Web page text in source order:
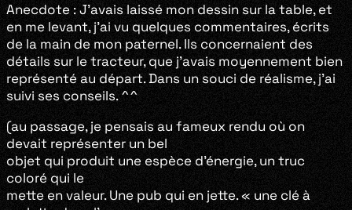
Anecdote : J’avais laissé mon dessin sur la table, et
en me levant, j’ai vu quelques commentaires, écrits
de la main de mon paternel. Ils concernaient des
détails sur le tracteur, que j’avais moyennement bien
représenté au départ. Dans un souci de réalisme, j’ai
suivi ses conseils. ^^
(au passage, je pensais au fameux rendu où on
devait représenter un bel
objet qui produit une espèce d’énergie, un truc
coloré qui le
mette en valeur. Une pub qui en jette. « une clé à